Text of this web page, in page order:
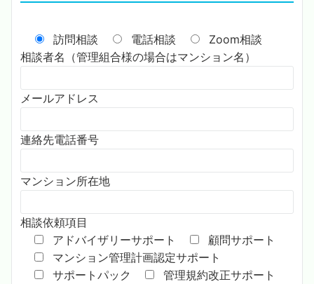
訪問相談 電話相談
Zoom相談
相談者名（管理組合様の場合はマンション名）
メールアドレス
連絡先電話番号
マンション所在地
相談依頼項目
アドバイザリーサポート
顧問サポート
マンション管理計画認定サポート
サポートパック
管理規約改正サポート